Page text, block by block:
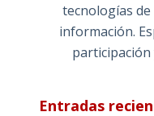
tecnologías de
información.
participación
Entradas